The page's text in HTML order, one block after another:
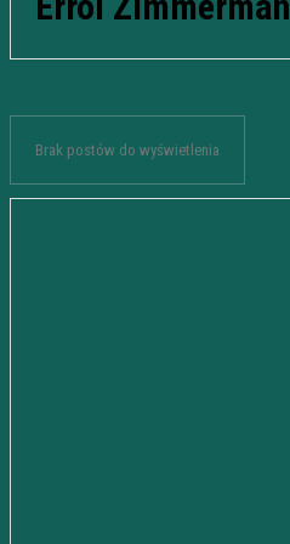
Brak postów do wyświetlenia